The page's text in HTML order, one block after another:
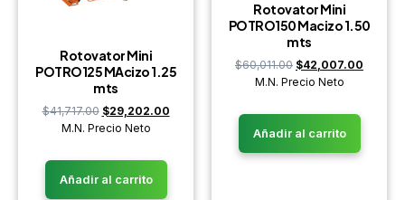
Rotovator Mini
POTRO125 MAcizo 1.25
mts
$41,717.00 $29,202.00
M.N. Precio Neto
Añadir al carrito
Rotovator Mini
POTRO150 Macizo 1.50
mts
$60,011.00 $42,007.00
M.N. Precio Neto
Añadir al carrito